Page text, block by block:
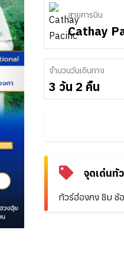
สายการบิน
Cathay
จำนวนวันเดินทาง
3 วัน 2 คืน
จุดเด่นทั
ทัวร์ฮ่องกง ชิม ช้